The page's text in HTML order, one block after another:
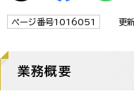
ページ番号1016051 更新
業務概要